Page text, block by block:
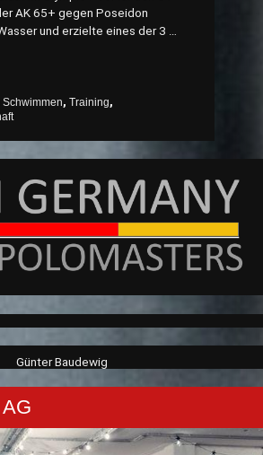
AK 65+ gegen Poseidon
und erzielte eines der 3 …
Schwimmen, Training,
Günter Baudewig